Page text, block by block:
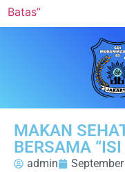
Pelajaran 2025/2026
MAKAN
BERSAMA
admin